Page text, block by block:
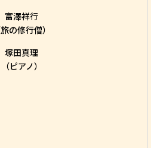
富澤祥行
旅の修行僧）
塚田真理
（ピアノ）